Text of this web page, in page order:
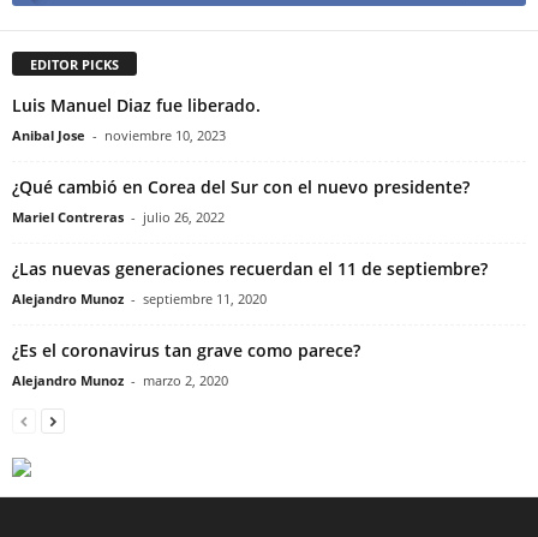
EDITOR PICKS
Luis Manuel Diaz fue liberado.
Anibal Jose - noviembre 10, 2023
¿Qué cambió en Corea del Sur con el nuevo presidente?
Mariel Contreras - julio 26, 2022
¿Las nuevas generaciones recuerdan el 11 de septiembre?
Alejandro Munoz - septiembre 11, 2020
¿Es el coronavirus tan grave como parece?
Alejandro Munoz - marzo 2, 2020